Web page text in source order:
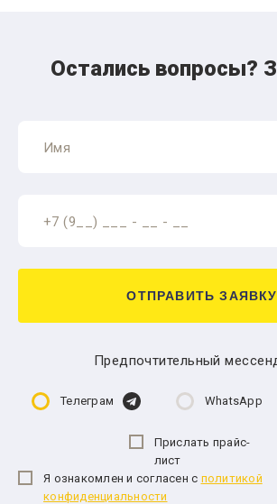
Остались вопросы?
ОТПРАВИТЬ ЗАЯВКУ
Предпочтительный
Телеграм WhatsApp
Прислать прайс-
лист
Я ознакомлен и согласен с политикой
конфиденциальности